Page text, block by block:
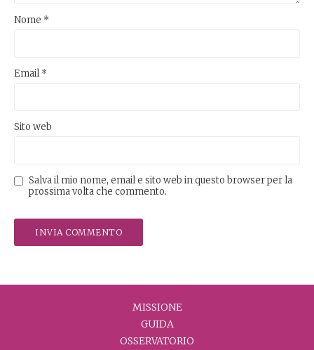
Nome *
Email*
Sito web
Salva il mio nome, email e sito web in questo browser per la
prossima volta che commento.
MISSIONE
GUIDA
OSSERVATORIO